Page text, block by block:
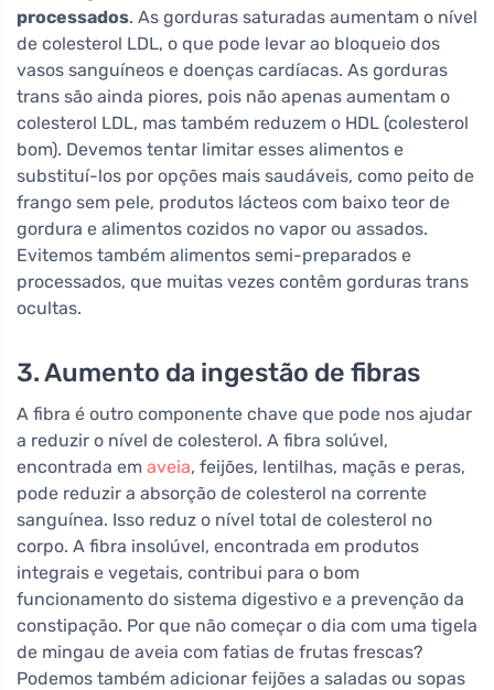
processados. As gorduras saturadas aumentam o nível
de colesterol LDL, o que pode levar ao bloqueio dos
vasos sanguíneos e doenças cardíacas. As gorduras
trans são ainda piores, pois não apenas aumentam o
colesterol LDL, mas também reduzem o HDL (colesterol
bom). Devemos tentar limitar esses alimentos e
substituí-los por opções mais saudáveis, como peito de
frango sem pele, produtos lácteos com baixo teor de
gordura e alimentos cozidos no vapor ou assados.
Evitemos também alimentos semi-preparados e
processados, que muitas vezes contêm gorduras trans
ocultas.
3. Aumento da ingestão de fibras
A fibra é outro componente chave que pode nos ajudar
a reduzir o nível de colesterol. A fibra solúvel,
encontrada em aveia, feijões, lentilhas, maçãs e peras,
pode reduzir a absorção de colesterol na corrente
sanguínea. Isso reduz o nível total de colesterol no
corpo. A fibra insolúvel, encontrada em produtos
integrais e vegetais, contribui para o bom
funcionamento do sistema digestivo e a prevenção da
constipação. Por que não começar o dia com uma tigela
de mingau de aveia com fatias de frutas frescas?
Podemos também adicionar feijões a saladas ou sopas